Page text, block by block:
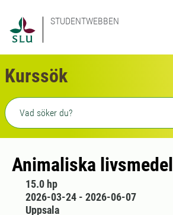
STUDENTWEBBEN
Kurssök
Fritext sökning
Animaliska livsmedel
15.0 hp
2026-03-24 - 2026-06-07
Uppsala